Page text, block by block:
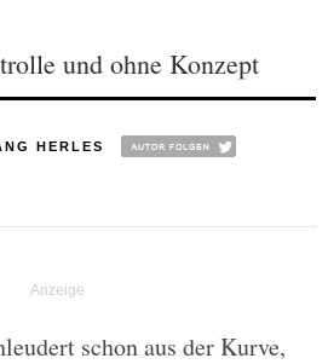
und ohne Konzept
HERLES
schon aus der Kurve,